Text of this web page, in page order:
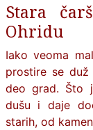
Stara
Ohridu
Iako veoma
prostire se
deo grad. Što
dušu i daje
starih, od